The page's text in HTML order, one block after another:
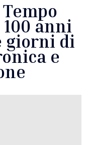
anni
giorni di
e